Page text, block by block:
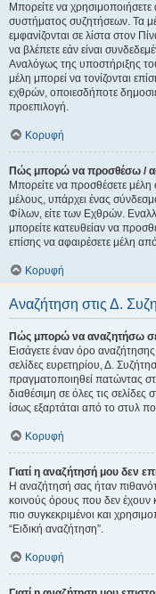
Μπορείτε να χρησιμοποιήσετε
συστήματος συζητήσεων. Τα
εμφανίζονται σε λίστα στον
να βλέπετε εάν είναι
Αναλόγως της υποστήριξης
μέλη μπορεί να τονίζονται
εχθρών, οποιεσδήποτε
προεπιλογή.
Κορυφή
Πώς μπορώ να προσθέσω /
Μπορείτε να προσθέσετε μέλη
μέλους, υπάρχει ένας
Φίλων, είτε των Εχθρών.
μπορείτε κατευθείαν να
επίσης να αφαιρέσετε μέλη
Κορυφή
Αναζήτηση στις Δ.
Πώς μπορώ να αναζητήσω σε
Εισάγετε έναν όρο
σελίδες ευρετηρίου, Δ.
πραγματοποιηθεί πατώντας
διαθέσιμη σε όλες τις
ίσως εξαρτάται από το στυλ
Κορυφή
Γιατί η αναζήτησή μου δεν
Η αναζήτησή σας ήταν
κοινούς όρους που δεν έχουν
πιο συγκεκριμένοι και
“Ειδική αναζήτηση”.
Κορυφή